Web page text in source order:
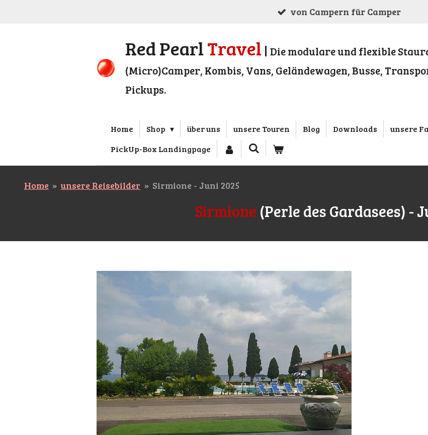
von Campern für Camper
Red PearlTravel |Die modulare und flexible
(Micro)Camper, Kombis, Vans, Geländewagen, Busse,
Pickups.
Home Shop über uns unsere Touren Blog Downloads unsere
PickUp-Box Landingpage
Home » unsere Reisebilder » Sirmione - Juni 2025
Sirmione (Perle des Gardasees) -